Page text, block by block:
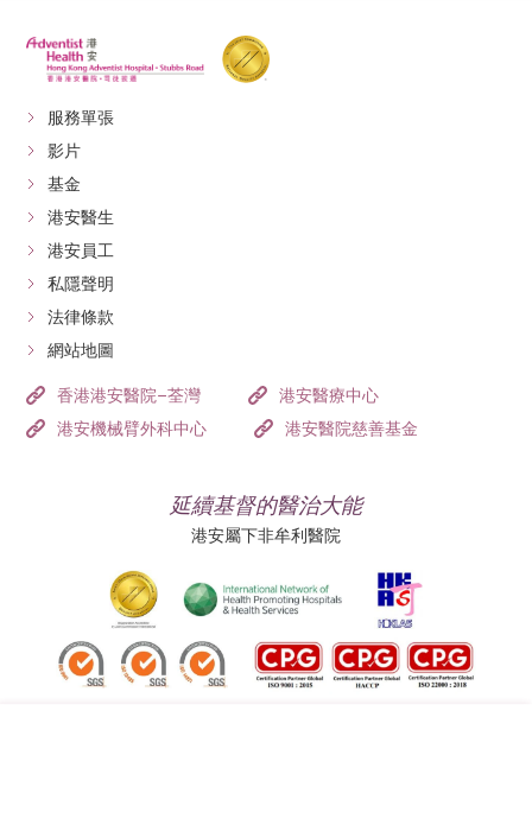
服務單張
影片
基金
港安醫生
港安員工
私隱聲明
法律條款
網站地圖
香港港安醫院–荃灣
港安醫療中心
港安機械臂外科中心
港安醫院慈善基金
延續基督的醫治大能
港安屬下非牟利醫院